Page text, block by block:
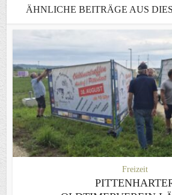
ÄHNLICHE BEITRÄGE AUS
Freizeit